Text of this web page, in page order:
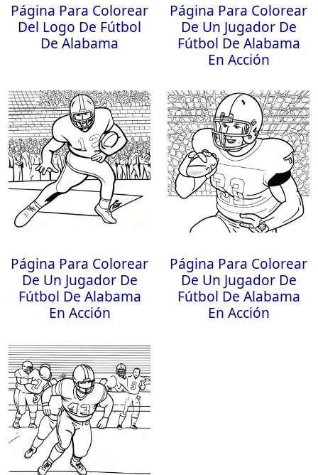
Página Para Colorear
Del Logo De Fútbol
De Alabama
Página Para Colorear
De Un Jugador De
Fútbol De Alabama
En Acción
Página Para Colorear
De Un Jugador De
Fútbol De Alabama
En Acción
Página Para Colorear
De Un Jugador De
Fútbol De Alabama
En Acción